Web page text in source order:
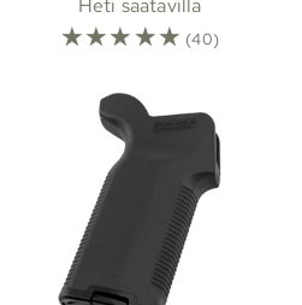
Heti saatavilla
☆☆☆☆☆ (40)